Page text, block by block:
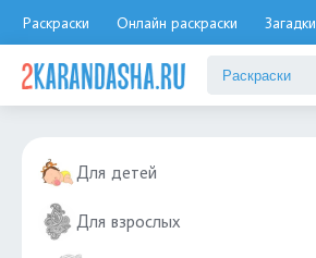
Раскраски Онлайн раскраски Загадки
Для детей
Для взрослых